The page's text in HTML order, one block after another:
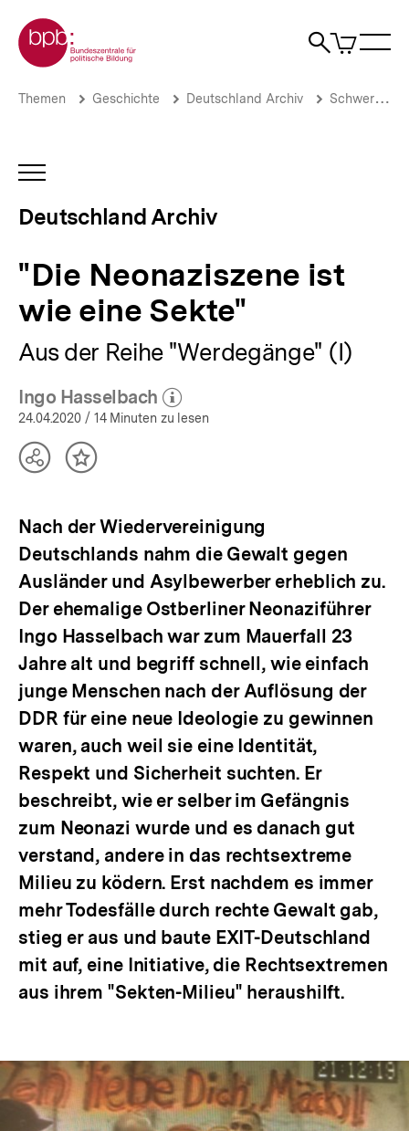
zum
Seiteninhalt
springen
Zur Startseite der bpb
Suche
Artikel
im
"Die
eine
Sekte"
Deutschland
bpb.de
Brotkrümelnavigation
Pfadnavigation
Themen Geschichte Deutschland Archiv Schwerpunkte
INHALTSNAVIGATION
Deutschland Archiv
"Die Neonaziszene ist
wie eine Sekte"
Aus der Reihe "Werdegänge" (I)
Ingo Hasselbach
(Mehr zum Autor)
öffnen
24.04.2020 / 14 Minuten zu lesen
TeilenInhalt
Nach der Wiedervereinigung
Deutschlands nahm die Gewalt gegen
Ausländer und Asylbewerber erheblich zu.
Der ehemalige Ostberliner Neonaziführer
Ingo Hasselbach war zum Mauerfall 23
Jahre alt und begriff schnell, wie einfach
junge Menschen nach der Auflösung der
DDR für eine neue Ideologie zu gewinnen
waren, auch weil sie eine Identität,
Respekt und Sicherheit suchten. Er
beschreibt, wie er selber im Gefängnis
zum Neonazi wurde und es danach gut
verstand, andere in das rechtsextreme
Milieu zu ködern. Erst nachdem es immer
mehr Todesfälle durch rechte Gewalt gab,
stieg er aus und baute EXIT-Deutschland
mit auf, eine Initiative, die Rechtsextremen
aus ihrem "Sekten-Milieu" heraushilft.